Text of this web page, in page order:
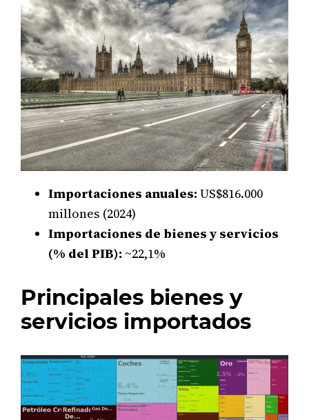
Importaciones anuales: US$816.000
millones (2024)
Importaciones de bienes y servicios
(% del PIB): ~22,1%
Principales bienes y
servicios importados